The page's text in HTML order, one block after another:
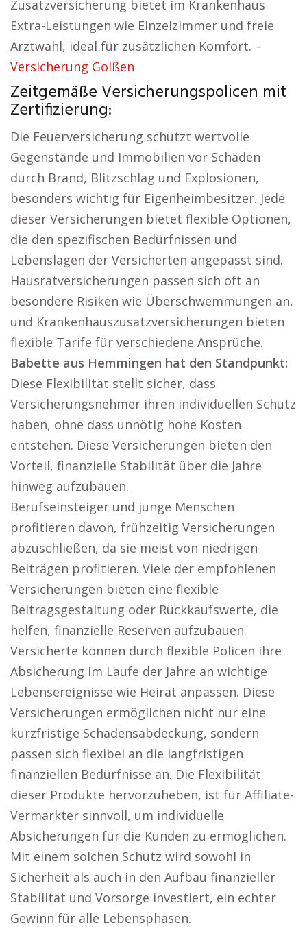
Zusatzversicherung bietet im Krankenhaus
Extra-Leistungen wie Einzelzimmer und freie
Arztwahl, ideal für zusätzlichen Komfort. –
Versicherung Golßen
Zeitgemäße Versicherungspolicen mit
Zertifizierung:
Die Feuerversicherung schützt wertvolle
Gegenstände und Immobilien vor Schäden
durch Brand, Blitzschlag und Explosionen,
besonders wichtig für Eigenheimbesitzer. Jede
dieser Versicherungen bietet flexible Optionen,
die den spezifischen Bedürfnissen und
Lebenslagen der Versicherten angepasst sind.
Hausratversicherungen passen sich oft an
besondere Risiken wie Überschwemmungen an,
und Krankenhauszusatzversicherungen bieten
flexible Tarife für verschiedene Ansprüche.
Babette aus Hemmingen hat den Standpunkt:
Diese Flexibilität stellt sicher, dass
Versicherungsnehmer ihren individuellen Schutz
haben, ohne dass unnötig hohe Kosten
entstehen. Diese Versicherungen bieten den
Vorteil, finanzielle Stabilität über die Jahre
hinweg aufzubauen.
Berufseinsteiger und junge Menschen
profitieren davon, frühzeitig Versicherungen
abzuschließen, da sie meist von niedrigen
Beiträgen profitieren. Viele der empfohlenen
Versicherungen bieten eine flexible
Beitragsgestaltung oder Rückkaufswerte, die
helfen, finanzielle Reserven aufzubauen.
Versicherte können durch flexible Policen ihre
Absicherung im Laufe der Jahre an wichtige
Lebensereignisse wie Heirat anpassen. Diese
Versicherungen ermöglichen nicht nur eine
kurzfristige Schadensabdeckung, sondern
passen sich flexibel an die langfristigen
finanziellen Bedürfnisse an. Die Flexibilität
dieser Produkte hervorzuheben, ist für Affiliate-
Vermarkter sinnvoll, um individuelle
Absicherungen für die Kunden zu ermöglichen.
Mit einem solchen Schutz wird sowohl in
Sicherheit als auch in den Aufbau finanzieller
Stabilität und Vorsorge investiert, ein echter
Gewinn für alle Lebensphasen.